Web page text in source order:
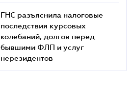
ГНС разъяснила налоговые
последствия курсовых
колебаний, долгов перед
бывшими ФЛП и услуг
нерезидентов